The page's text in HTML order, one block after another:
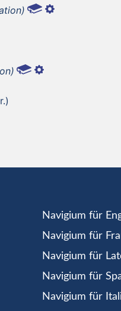
Navigium für
Navigium für
Navigium für
Navigium für
Navigium für